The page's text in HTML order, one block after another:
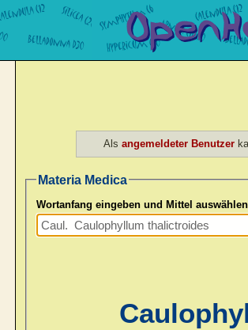
Als angemeldeter Benutzer
Materia Medica
Wortanfang eingeben und Mittel auswählen